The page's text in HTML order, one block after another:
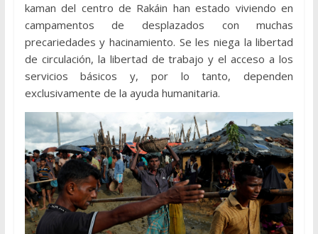
kaman del centro de Rakáin han estado viviendo en
campamentos de desplazados con muchas
precariedades y hacinamiento. Se les niega la libertad
de circulación, la libertad de trabajo y el acceso a los
servicios básicos y, por lo tanto, dependen
exclusivamente de la ayuda humanitaria.